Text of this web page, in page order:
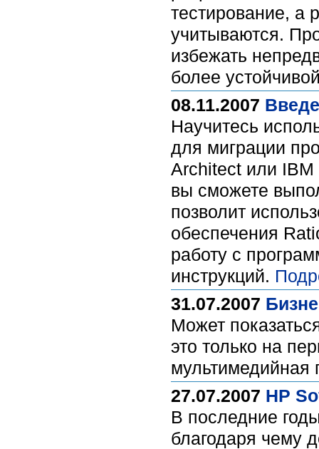
тестирование, а
учитываются.
избежать
более
08.11.2007
Научитесь
для миграции
Architect или
вы сможете
позволит
обеспечения
работу с
инструкций.
31.07.2007
Может
это только на
27.07.2007 HP
В последние
благодаря чему